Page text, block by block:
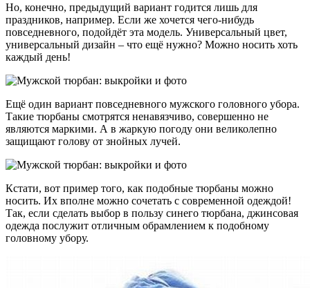
Но, конечно, предыдущий вариант годится лишь для
праздников, например. Если же хочется чего-нибудь
повседневного, подойдёт эта модель. Универсальный цвет,
универсальный дизайн – что ещё нужно? Можно носить хоть
каждый день!
Ещё один вариант повседневного мужского головного убора.
Такие тюрбаны смотрятся ненавязчиво, совершенно не
являются маркими. А в жаркую погоду они великолепно
защищают голову от знойных лучей.
Кстати, вот пример того, как подобные тюрбаны можно
носить. Их вполне можно сочетать с современной одеждой!
Так, если сделать выбор в пользу синего тюрбана, джинсовая
одежда послужит отличным обрамлением к подобному
головному убору.